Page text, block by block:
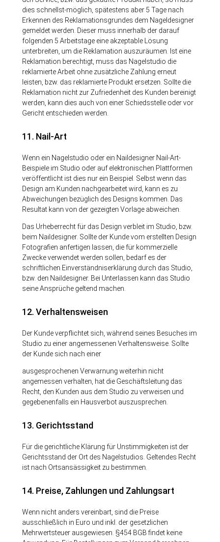
dies schnellst-möglich, spätestens aber 5 Tage nach
Erkennen des Reklamationsgrundes dem Nageldesigner
gemeldet werden. Dieser muss innerhalb der darauf
folgenden 5 Arbeitstage eine akzeptable Lösung
unterbreiten, um die Reklamation auszuräumen. Ist eine
Reklamation berechtigt, muss das Nagelstudio die
reklamierte Arbeit ohne zusätzliche Zahlung erneut
leisten, bzw. das reklamierte Produkt ersetzen. Sollte die
Reklamation nicht zur Zufriedenheit des Kunden bereinigt
werden, kann dies auch von einer Schiedsstelle oder vor
Gericht entschieden werden.
11. Nail-Art
Wenn ein Nagelstudio oder ein Naildesigner Nail-Art-
Beispiele im Studio oder auf elektronischen Plattformen
veröffentlicht ist dies nur ein Beispiel. Selbst wenn das
Design am Kunden nachgearbeitet wird, kann es zu
Abweichungen bezüglich des Designs kommen. Das
Resultat kann von der gezeigten Vorlage abweichen.
Das Urheberrecht für das Design verbleit im Studio, bzw.
beim Naildesigner. Sollte der Kunde vom erstellten Design
Fotografien anfertigen lassen, die für kommerzielle
Zwecke verwendet werden sollen, bedarf es der
schriftlichen Einverständniserklärung durch das Studio,
bzw. den Naildesigner. Bei Unterlassen kann das Studio
seine Ansprüche geltend machen.
12. Verhaltensweisen
Der Kunde verpflichtet sich, während seines Besuches im
Studio zu einer angemessenen Verhaltensweise. Sollte
der Kunde sich nach einer
ausgesprochenen Verwarnung weiterhin nicht
angemessen verhalten, hat die Geschäftsleitung das
Recht, den Kunden aus dem Studio zu verweisen und
gegebenenfalls ein Hausverbot auszusprechen.
13. Gerichtsstand
Für die gerichtliche Klärung für Unstimmigkeiten ist der
Gerichtsstand der Ort des Nagelstudios. Geltendes Recht
ist nach Ortsansässigkeit zu bestimmen.
14. Preise, Zahlungen und Zahlungsart
Wenn nicht anders vereinbart, sind die Preise
ausschließlich in Euro und inkl. der gesetzlichen
Mehrwertsteuer ausgewiesen. §454 BGB findet keine